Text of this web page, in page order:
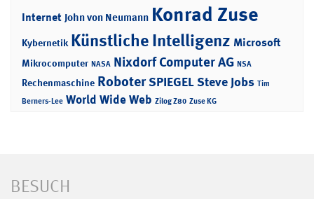
Internet John von Neumann Konrad Zuse
Kybernetik Künstliche Intelligenz Microsoft
Mikrocomputer NASA Nixdorf Computer AG NSA
Rechenmaschine RoboterSPIEGELSteve Jobs Tim
Berners-Lee World Wide Web Zilog Z80 Zuse KG
BESUCH